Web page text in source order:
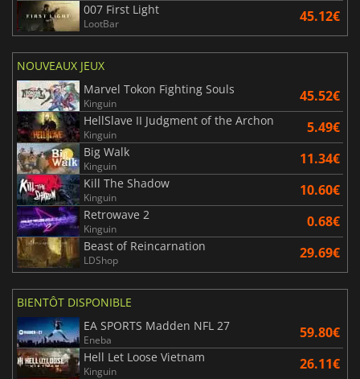
007 First Light
LootBar 45.12€
NOUVEAUX JEUX
Marvel Tokon Fighting Souls
Kinguin 45.52€
HellSlave II Judgment of the Archon
Kinguin 5.49€
Big Walk
Kinguin 11.34€
Kill The Shadow
Kinguin 10.60€
Retrowave 2
Kinguin 0.68€
Beast of Reincarnation
LDShop 29.69€
BIENTÔT DISPONIBLE
EA SPORTS Madden NFL 27
Eneba 59.80€
Hell Let Loose Vietnam
Kinguin 26.11€